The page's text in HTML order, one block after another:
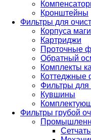
Кронштейны
Фильтры для
Корпуса
Картриджи
Проточные
Обратный
Комплекты
Коттеджные
Фильтры для
Кувшины
Фильтры грубой